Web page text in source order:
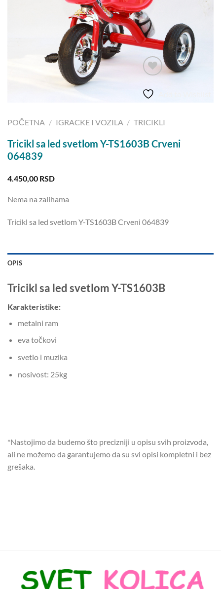
POČETNA / IGRACKE I VOZILA / TRICIKLI
Tricikl sa led svetlom Y-TS1603B Crveni
064839
4.450,00 RSD
Nema na zalihama
Tricikl sa led svetlom Y-TS1603B Crveni 064839
OPIS
Tricikl sa led svetlom Y-TS1603B
Karakteristike:
metalni ram
eva točkovi
svetlo i muzika
nosivost: 25kg
*Nastojimo da budemo što precizniji u opisu svih proizvoda,
ali ne možemo da garantujemo da su svi opisi kompletni i bez
grešaka.